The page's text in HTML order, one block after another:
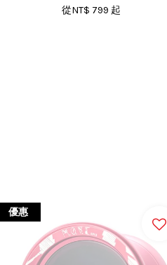
從NT$ 799 起
優惠